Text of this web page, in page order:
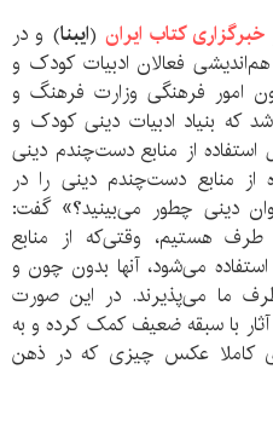
خبرگزاری کتاب ایران (ایبنا) و در
فعالان ادبیات کودک و
امور فرهنگی وزارت فرهنگ و
که بنیاد ادبیات دینی کودک و
از منابع دست‌چندم دینی
منابع دست‌چندم دینی را در
دینی چطور می‌بینید؟» گفت:
هستیم، وقتی‌که از منابع
می‌شود، آنها بدون چون و
ما می‌پذیرند. در این صورت
با سبقه ضعیف کمک کرده و به
کاملا عکس چیزی که در ذهن